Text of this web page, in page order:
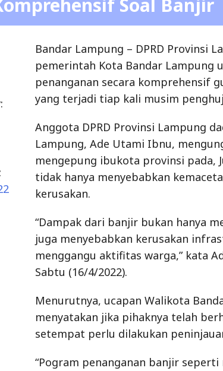
Soal Banjir
Bandar Lampung – DPRD Provinsi
pemerintah Kota Bandar Lampung
penanganan secara komprehensif
yang terjadi tiap kali musim
Anggota DPRD Provinsi Lampung
Lampung, Ade Utami Ibnu,
mengepung ibukota provinsi pada,
tidak hanya menyebabkan
kerusakan.
“Dampak dari banjir bukan hanya
juga menyebabkan kerusakan
menggangu aktifitas warga,” kata
Sabtu (16/4/2022).
Menurutnya, ucapan Walikota
menyatakan jika pihaknya telah
setempat perlu dilakukan
“Pogram penanganan banjir